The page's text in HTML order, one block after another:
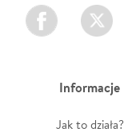
Facebook Twitter
Informacje
Jak to działa?